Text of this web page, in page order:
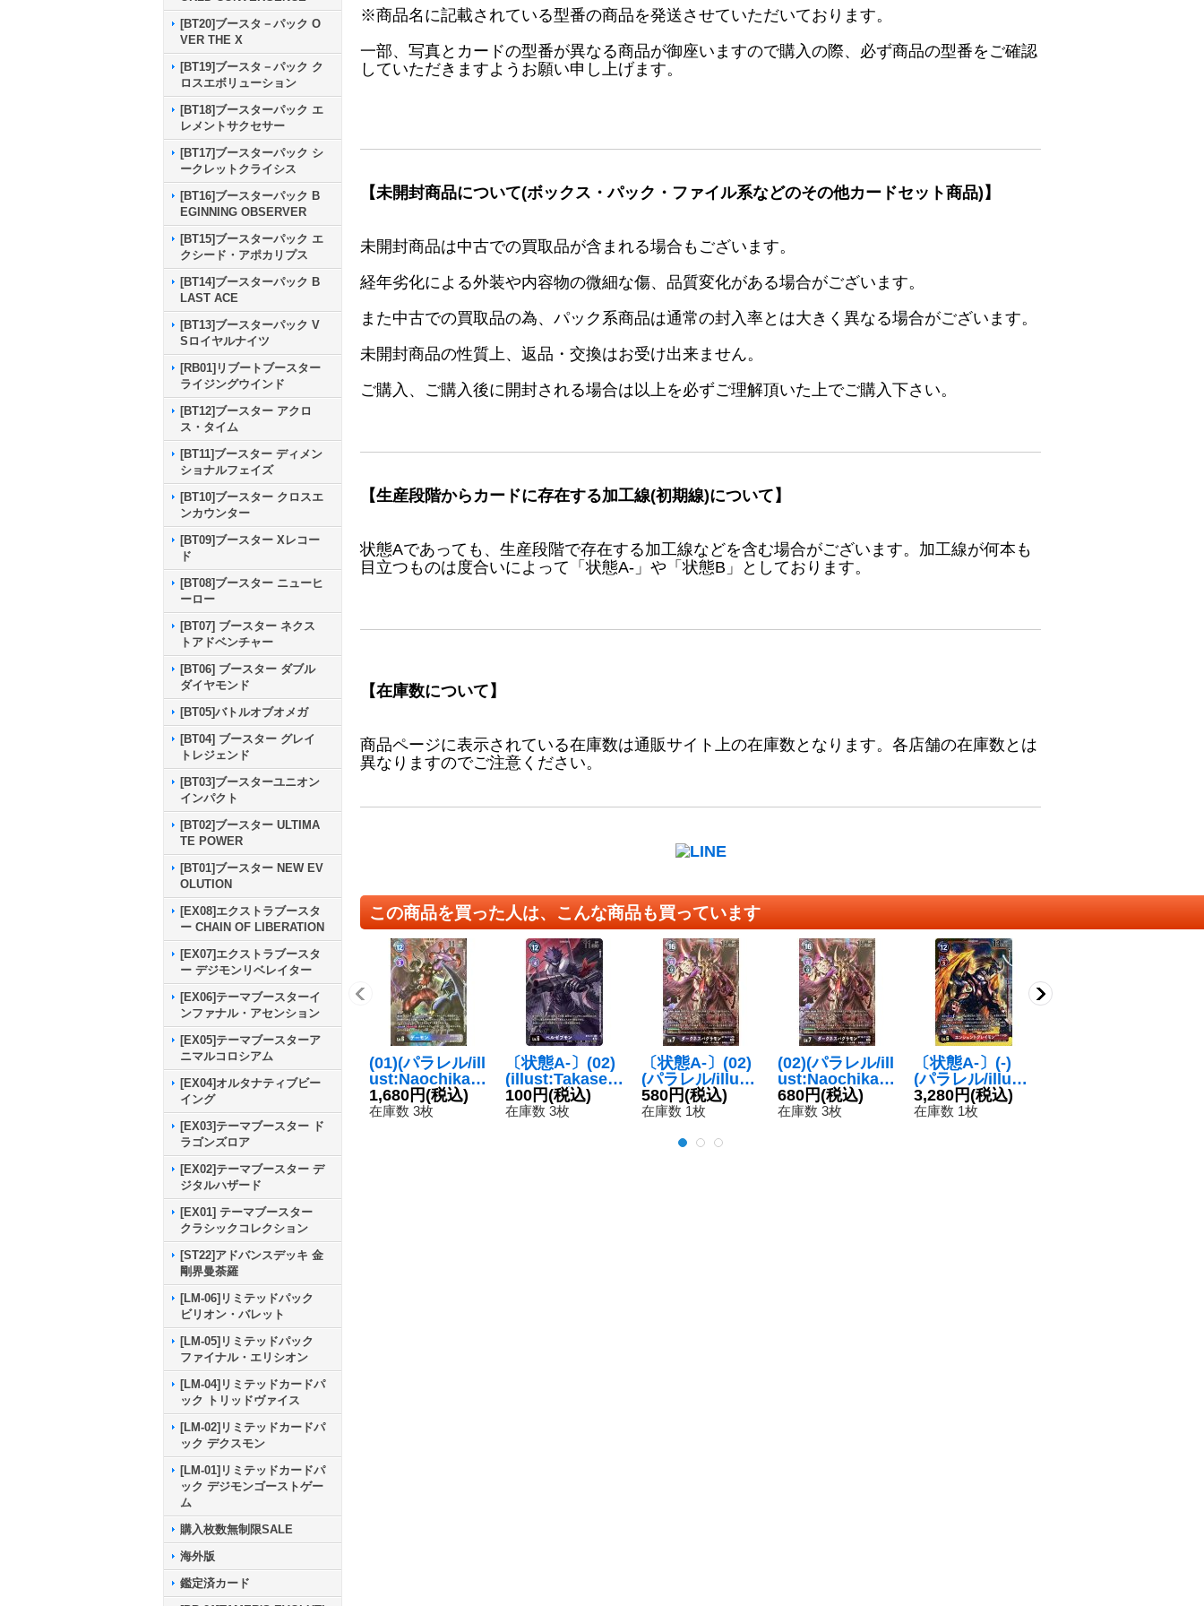
[BT20]ブースタ－パック O
VER THE X
[BT19]ブースタ－パック ク
ロスエボリューション
[BT18]ブースターパック エ
レメントサクセサー
[BT17]ブースターパック シ
ークレットクライシス
[BT16]ブースターパック B
EGINNING OBSERVER
[BT15]ブースターパック エ
クシード・アポカリプス
[BT14]ブースターパック B
LAST ACE
[BT13]ブースターパック V
Sロイヤルナイツ
[RB01]リブートブースター
ライジングウインド
[BT12]ブースター アクロ
ス・タイム
[BT11]ブースター ディメン
ショナルフェイズ
[BT10]ブースター クロスエ
ンカウンター
[BT09]ブースター Xレコー
ド
[BT08]ブースター ニューヒ
ーロー
[BT07] ブースター ネクス
トアドベンチャー
[BT06] ブースター ダブル
ダイヤモンド
[BT05]バトルオブオメガ
[BT04] ブースター グレイ
トレジェンド
[BT03]ブースターユニオン
インパクト
[BT02]ブースター ULTIMA
TE POWER
[BT01]ブースター NEW EV
OLUTION
[EX08]エクストラブースタ
ー CHAIN OF LIBERATION
[EX07]エクストラブースタ
ー デジモンリベレイター
[EX06]テーマブースターイ
ンファナル・アセンション
[EX05]テーマブースターア
ニマルコロシアム
[EX04]オルタナティブビー
イング
[EX03]テーマブースター ド
ラゴンズロア
[EX02]テーマブースター デ
ジタルハザード
[EX01] テーマブースター
クラシックコレクション
[ST22]アドバンスデッキ 金
剛界曼荼羅
[LM-06]リミテッドパック
ビリオン・バレット
[LM-05]リミテッドパック
ファイナル・エリシオン
[LM-04]リミテッドカードパ
ック トリッドヴァイス
[LM-02]リミテッドカードパ
ック デクスモン
[LM-01]リミテッドカードパ
ック デジモンゴーストゲー
ム
購入枚数無制限SALE
海外版
鑑定済カード
※商品名に記載されている型番の商品を発送させていただいております。
一部、写真とカードの型番が異なる商品が御座いますので購入の際、必ず商品の型番をご確認
していただきますようお願い申し上げます。
【未開封商品について(ボックス・パック・ファイル系などのその他カードセット商品)】
未開封商品は中古での買取品が含まれる場合もございます。
経年劣化による外装や内容物の微細な傷、品質変化がある場合がございます。
また中古での買取品の為、パック系商品は通常の封入率とは大きく異なる場合がございます。
未開封商品の性質上、返品・交換はお受け出来ません。
ご購入、ご購入後に開封される場合は以上を必ずご理解頂いた上でご購入下さい。
【生産段階からカードに存在する加工線(初期線)について】
状態Aであっても、生産段階で存在する加工線などを含む場合がございます。加工線が何本も
目立つものは度合いによって「状態A-」や「状態B」としております。
【在庫数について】
商品ページに表示されている在庫数は通販サイト上の在庫数となります。各店舗の在庫数とは
異なりますのでご注意ください。
この商品を買った人は、こんな商品も買っています
(01)(パラレル/ill
ust:NaochikaM
orishita)デーモ
ン【SEC-P】{B
1,680円(税込)
在庫数 3枚
〔状態A-〕(02)
(illust:Takase)
ベルゼブモン
【SEC】{BT2-1
100円(税込)
在庫数 3枚
〔状態A-〕(02)
(パラレル/illust:
NaochikaMoris
hita)ダークネス
C-P】{BT12-11
580円(税込)
在庫数 1枚
(02)(パラレル/ill
ust:NaochikaM
orishita)ダーク
ネスバグラモン
680円(税込)
在庫数 3枚
〔状態A-〕(-)
(パラレル/illust:
NaochikaMoris
hita)エンシェン
3,280円(税込)
在庫数 1枚